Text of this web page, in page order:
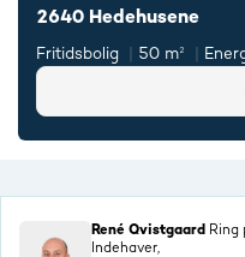
2640 Hedehusene
Fritidsbolig 50 m²
René Qvistgaard
Indehaver,
Ring